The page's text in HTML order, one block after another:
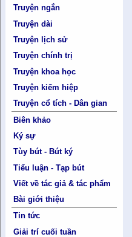
Truyện ngắn
Truyện dài
Truyện lịch sử
Truyện chính trị
Truyện khoa học
Truyện kiếm hiệp
Truyện cổ tích - Dân gian
Biên khảo
Ký sự
Tùy bút - Bút ký
Tiểu luận - Tạp bút
Viết về tác giả & tác phẩm
Bài giới thiệu
Tin tức
Giải trí cuối tuần